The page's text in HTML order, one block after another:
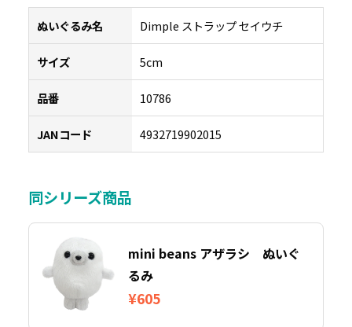
ぬいぐるみ名 Dimple ストラップ セイウチ
サイズ 5cm
品番 10786
JANコード 4932719902015
同シリーズ商品
mini beans アザラシ ぬいぐ
るみ
¥605